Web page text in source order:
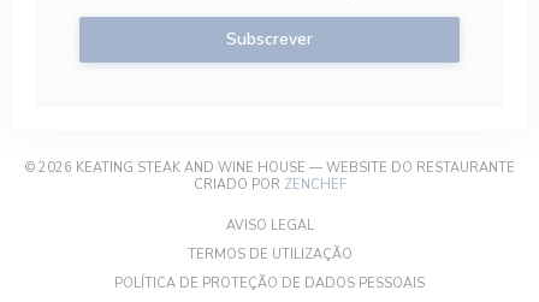
Subscrever
© 2026 KEATING STEAK AND WINE HOUSE — WEBSITE DO RESTAURANTE
CRIADO POR ZENCHEF((ABRE NUMA NOVA JANELA))
AVISO LEGAL((ABRE NUMA NOVA JANELA))
TERMOS DE UTILIZAÇÃO((ABRE NUMA NOVA
POLÍTICA DE PROTEÇÃO DE DADOS PESSOAIS((ABRE NUMA